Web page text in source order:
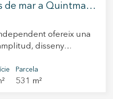
de mar a Quintmar
ofereix una
disseny
de gairebé 530
en tres plantes
Parcela
531 m²